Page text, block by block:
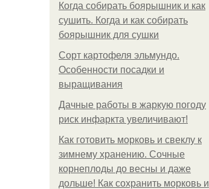
Когда собирать боярышник и как
сушить. Когда и как собирать
боярышник для сушки
Сорт картофеля эльмундо.
Особенности посадки и
выращивания
Дачные работы в жаркую погоду
риск инфаркта увеличивают!
Как готовить морковь и свеклу к
зимнему хранению. Сочные
корнеплоды до весны и даже
дольше! Как сохранить морковь и